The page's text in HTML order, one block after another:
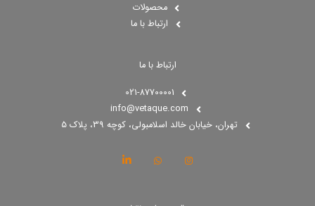
محصولات
ارتباط با ما
ارتباط با ما
021-87700001
info@vetaque.com​
تهران، خیابان خالد اسلامبولی، کوچه 39، پلاک 5